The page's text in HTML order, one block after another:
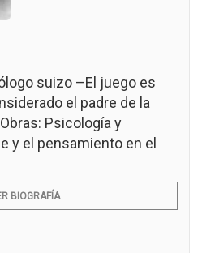
suizo –El juego es
el padre de la
Psicología y
y el pensamiento en el
BIOGRAFÍA